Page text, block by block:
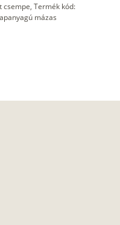
csempe, Termék kód:
mázas